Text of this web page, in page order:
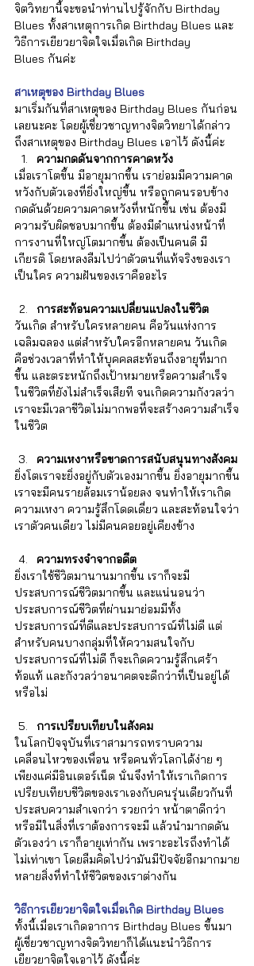
จิตวิทยานี้จะขอนำท่านไปรู้จักกับ Birthday
Blues ทั้งสาเหตุการเกิด Birthday Blues และ
วิธีการเยียวยาจิตใจเมื่อเกิด Birthday
Blues กันค่ะ
สาเหตุของ Birthday Blues
มาเริ่มกันที่สาเหตุของ Birthday Blues กันก่อน
เลยนะคะ โดยผู้เชี่ยวชาญทางจิตวิทยาได้กล่าว
ถึงสาเหตุของ Birthday Blues เอาไว้ ดังนี้ค่ะ
ความกดดันจากการคาดหวัง
เมื่อเราโตขึ้น มีอายุมากขึ้น เราย่อมมีความคาด
หวังกับตัวเองที่ยิ่งใหญ่ขึ้น หรือถูกคนรอบข้าง
กดดันด้วยความคาดหวังที่หนักขึ้น เช่น ต้องมี
ความรับผิดชอบมากขึ้น ต้องมีตำแหน่งหน้าที่
การงานที่ใหญ่โตมากขึ้น ต้องเป็นคนดี มี
เกียรติ โดยหลงลืมไปว่าตัวตนที่แท้จริงของเรา
เป็นใคร ความฝันของเราคืออะไร
การสะท้อนความเปลี่ยนแปลงในชีวิต
วันเกิด สำหรับใครหลายคน คือวันแห่งการ
เฉลิมฉลอง แต่สำหรับใครอีกหลายคน วันเกิด
คือช่วงเวลาที่ทำให้บุคคลสะท้อนถึงอายุที่มาก
ขึ้น และตระหนักถึงเป้าหมายหรือความสำเร็จ
ในชีวิตที่ยังไม่สำเร็จเสียที จนเกิดความกังวลว่า
เราจะมีเวลาชีวิตไม่มากพอที่จะสร้างความสำเร็จ
ในชีวิต
ความเหงาหรือขาดการสนับสนุนทางสังคม
ยิ่งโตเราจะยิ่งอยู่กับตัวเองมากขึ้น ยิ่งอายุมากขึ้น
เราจะมีคนรายล้อมเราน้อยลง จนทำให้เราเกิด
ความเหงา ความรู้สึกโดดเดี่ยว และสะท้อนใจว่า
เราตัวคนเดียว ไม่มีคนคอยอยู่เคียงข้าง
ความทรงจำจากอดีต
ยิ่งเราใช้ชีวิตมานานมากขึ้น เราก็จะมี
ประสบการณ์ชีวิตมากขึ้น และแน่นอนว่า
ประสบการณ์ชีวิตที่ผ่านมาย่อมมีทั้ง
ประสบการณ์ที่ดีและประสบการณ์ที่ไม่ดี แต่
สำหรับคนบางกลุ่มที่ให้ความสนใจกับ
ประสบการณ์ที่ไม่ดี ก็จะเกิดความรู้สึกเศร้า
ท้อแท้ และกังวลว่าอนาคตจะดีกว่าที่เป็นอยู่ได้
หรือไม่
การเปรียบเทียบในสังคม
ในโลกปัจจุบันที่เราสามารถทราบความ
เคลื่อนไหวของเพื่อน หรือคนทั่วโลกได้ง่าย ๆ
เพียงแค่มีอินเตอร์เน็ต นั่นจึงทำให้เราเกิดการ
เปรียบเทียบชีวิตของเราเองกับคนรุ่นเดียวกันที่
ประสบความสำเจกว่า รวยกว่า หน้าตาดีกว่า
หรือมีในสิ่งที่เราต้องการจะมี แล้วนำมากดดัน
ตัวเองว่า เราก็อายุเท่ากัน เพราะอะไรถึงทำได้
ไม่เท่าเขา โดยลืมคิดไปว่ามันมีปัจจัยอีกมากมาย
หลายสิ่งที่ทำให้ชีวิตของเราต่างกัน
วิธีการเยียวยาจิตใจเมื่อเกิด Birthday Blues
ทั้งนี้เมื่อเราเกิดอาการ Birthday Blues ขึ้นมา
ผู้เชี่ยวชาญทางจิตวิทยาก็ได้แนะนำวิธีการ
เยียวยาจิตใจเอาไว้ ดังนี้ค่ะ